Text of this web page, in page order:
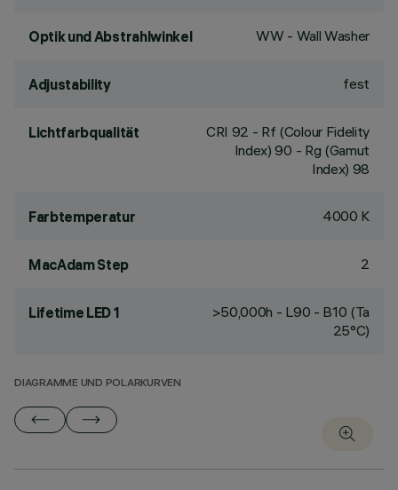
Optik und Abstrahlwinkel WW - Wall Washer
Adjustability fest
Lichtfarbqualität CRI 92 - Rf (Colour Fidelity
Index) 90 - Rg (Gamut
Index) 98
Farbtemperatur 4000 K
MacAdam Step 2
Lifetime LED 1
>50,000h - L90 - B10 (Ta
25°C)
DIAGRAMME UND POLARKURVEN